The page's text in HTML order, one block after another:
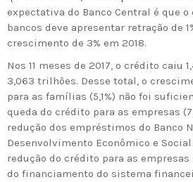
expectativa do Banco Central é que
bancos deve apresentar retração de
crescimento de 3% em 2018.
Nos 11 meses de 2017, o crédito caiu
3,063 trilhões. Desse total, o
para as famílias (5,1%) não foi
queda do crédito para as empresas
redução dos empréstimos do Banco
Desenvolvimento Econômico e Social
redução do crédito para as
do financiamento do sistema